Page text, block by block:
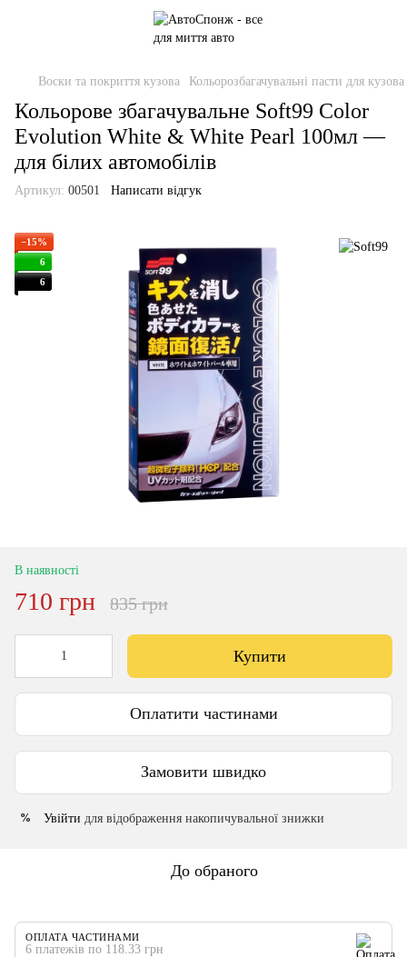
Воски та покриття кузова Кольорозбагачувальні пасти для кузова
Кольорове збагачувальне Soft99 Color
Evolution White & White Pearl 100мл —
для білих автомобілів
Артикул: 00501 Написати відгук
−15%
6
6
В наявності
710 грн 835 грн
Купити
Оплатити частинами
Замовити швидко
% Увійти для відображення накопичувальної знижки
До обраного
ОПЛАТА ЧАСТИНАМИ
6 платежів по 118.33 грн